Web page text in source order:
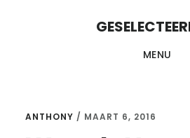
MENU
ANTHONY / MAART 6, 2016